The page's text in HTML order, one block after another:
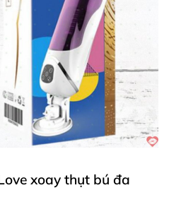
xoay thụt bú đa